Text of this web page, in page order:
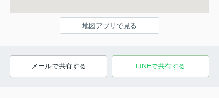
地図アプリで見る
メールで共有する LINEで共有する